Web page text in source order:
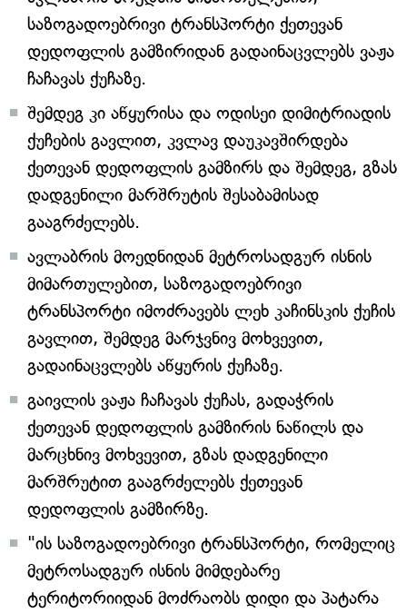
საზოგადოებრივი ტრანსპორტი ქეთევან
დედოფლის გამზირიდან გადაინაცვლებს ვაჟა
ჩაჩავას ქუჩაზე.
შემდეგ კი აწყურისა და ოდისეი დიმიტრიადის
ქუჩების გავლით, კვლავ დაუკავშირდება
ქეთევან დედოფლის გამზირს და შემდეგ, გზას
დადგენილი მარშრუტის შესაბამისად
გააგრძელებს.
ავლაბრის მოედნიდან მეტროსადგურ ისნის
მიმართულებით, საზოგადოებრივი
ტრანსპორტი იმოძრავებს ლეხ კაჩინსკის ქუჩის
გავლით, შემდეგ მარჯვნივ მოხვევით,
გადაინაცვლებს აწყურის ქუჩაზე.
გაივლის ვაჟა ჩაჩავას ქუჩას, გადაჭრის
ქეთევან დედოფლის გამზირის ნაწილს და
მარცხნივ მოხვევით, გზას დადგენილი
მარშრუტით გააგრძელებს ქეთევან
დედოფლის გამზირზე.
"ის საზოგადოებრივი ტრანსპორტი, რომელიც
მეტროსადგურ ისნის მიმდებარე
ტერიტორიიდან მოძრაობს დიდი და პატარა